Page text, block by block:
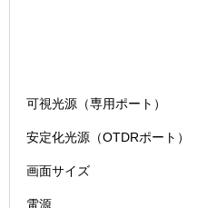
可視光源（専用ポート）
安定化光源（OTDRポート）
画面サイズ
電源